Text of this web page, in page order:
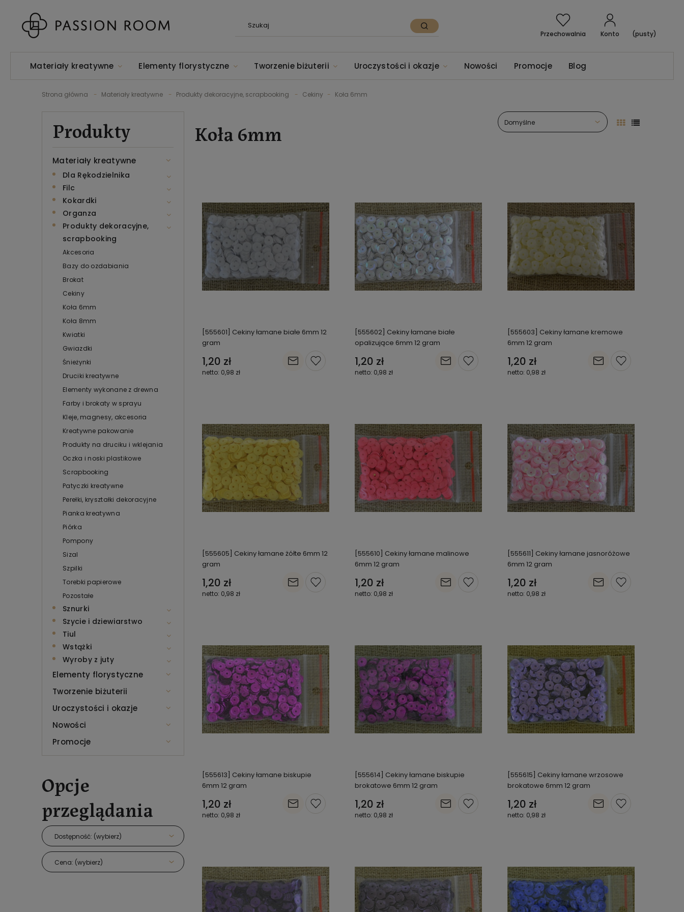
Przechowalnia Konto (pusty)
Materiały kreatywne Elementy florystyczne Tworzenie biżuterii Uroczystości i okazje Nowości Promocje Blog
Strona główna Materiały kreatywne Produkty dekoracyjne, scrapbooking Cekiny Koła 6mm
Produkty
Materiały kreatywne
Dla Rękodzielnika
Filc
Kokardki
Organza
Produkty dekoracyjne,
scrapbooking
Akcesoria
Bazy do ozdabiania
Brokat
Cekiny
Koła 6mm
Koła 8mm
Kwiatki
Gwiazdki
Śnieżynki
Druciki kreatywne
Elementy wykonane z drewna
Farby i brokaty w sprayu
Kleje, magnesy, akcesoria
Kreatywne pakowanie
Produkty na druciku i wklejania
Oczka i noski plastikowe
Scrapbooking
Patyczki kreatywne
Perełki, kryształki dekoracyjne
Pianka kreatywna
Piórka
Pompony
Sizal
Szpilki
Torebki papierowe
Pozostałe
Sznurki
Szycie i dziewiarstwo
Tiul
Wstążki
Wyroby z juty
Elementy florystyczne
Tworzenie biżuterii
Uroczystości i okazje
Nowości
Promocje
Opcje
przeglądania
Dostępność: (wybierz)
Cena: (wybierz)
Koła 6mm
[555601] Cekiny łamane białe 6mm 12
gram
1,20 zł
0,98 zł
[555602] Cekiny łamane białe
opalizujące 6mm 12 gram
1,20 zł
0,98 zł
[555603] Cekiny łamane kremowe
6mm 12 gram
1,20 zł
0,98 zł
[555605] Cekiny łamane żółte 6mm 12
gram
1,20 zł
0,98 zł
[555610] Cekiny łamane malinowe
6mm 12 gram
1,20 zł
0,98 zł
[555611] Cekiny łamane jasnoróżowe
6mm 12 gram
1,20 zł
0,98 zł
[555613] Cekiny łamane biskupie
6mm 12 gram
1,20 zł
0,98 zł
[555614] Cekiny łamane biskupie
brokatowe 6mm 12 gram
1,20 zł
0,98 zł
[555615] Cekiny łamane wrzosowe
brokatowe 6mm 12 gram
1,20 zł
0,98 zł